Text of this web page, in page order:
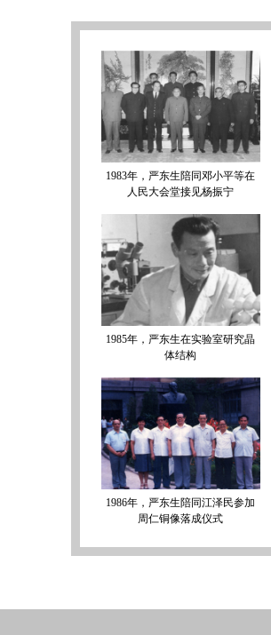
1983年，严东生陪同邓小平等在
人民大会堂接见杨振宁
1985年，严东生在实验室研究晶
体结构
1986年，严东生陪同江泽民参加
周仁铜像落成仪式